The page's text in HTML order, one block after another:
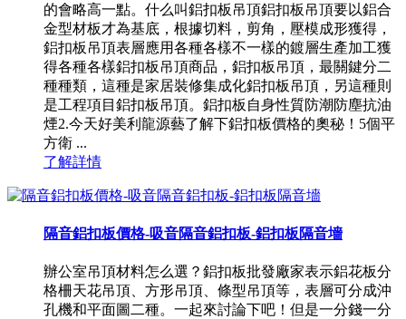
的會略高一點。什么叫鋁扣板吊頂鋁扣板吊頂要以鋁合
金型材板才為基底，根據切料，剪角，壓模成形獲得，
鋁扣板吊頂表層應用各種各樣不一樣的鍍層生產加工獲
得各種各樣鋁扣板吊頂商品，鋁扣板吊頂，最關鍵分二
種種類，這種是家居裝修集成化鋁扣板吊頂，另這種則
是工程項目鋁扣板吊頂。鋁扣板自身性質防潮防塵抗油
煙2.今天好美利龍源藝了解下鋁扣板價格的奧秘！5個平
方衛 ...
了解詳情
隔音鋁扣板價格-吸音隔音鋁扣板-鋁扣板隔音墻
辦公室吊頂材料怎么選？鋁扣板批發廠家表示鋁花板分
格柵天花吊頂、方形吊頂、條型吊頂等，表層可分成沖
孔機和平面圖二種。一起來討論下吧！但是一分錢一分